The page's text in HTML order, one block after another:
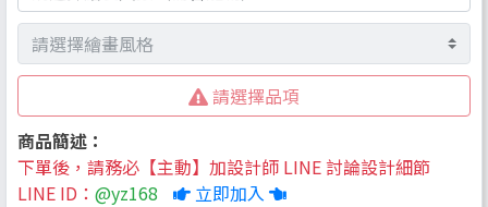
請選擇品項
商品簡述：
下單後，請務必【主動】加設計師 LINE 討論設計細節
LINE ID： @yz168
立即加入